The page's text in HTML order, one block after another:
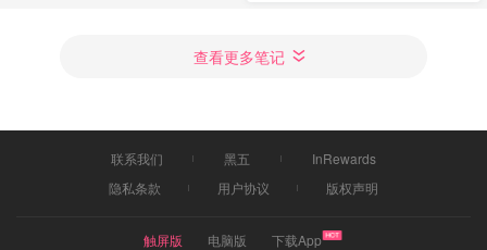
查看更多笔记
联系我们 黑五
InRewards
隐私条款
用户协议 版权声明
触屏版 电脑版 下载App